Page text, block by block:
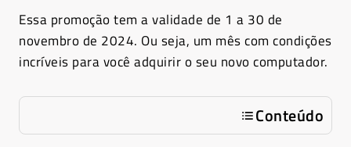
Essa promoção tem a validade de 1 a 30 de
novembro de 2024. Ou seja, um mês com condições
incríveis para você adquirir o seu novo computador.
Conteúdo